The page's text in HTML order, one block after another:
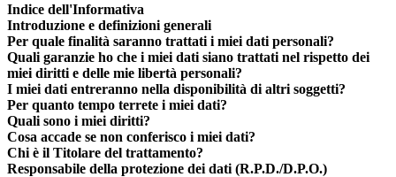
Indice dell'Informativa
Introduzione e definizioni generali
Per quale finalità saranno trattati i miei dati personali?
Quali garanzie ho che i miei dati siano trattati nel rispetto dei
miei diritti e delle mie libertà personali?
I miei dati entreranno nella disponibilità di altri soggetti?
Per quanto tempo terrete i miei dati?
Quali sono i miei diritti?
Cosa accade se non conferisco i miei dati?
Chi è il Titolare del trattamento?
Responsabile della protezione dei dati (R.P.D./D.P.O.)